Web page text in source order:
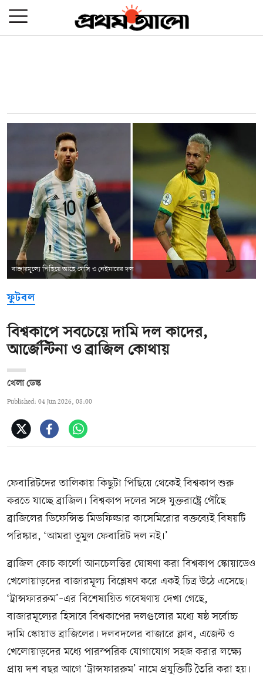
বাজারমূল্যে পিছিয়ে আছে মেসি ও নেইমারের দল
ফুটবল
বিশ্বকাপে সবচেয়ে দামি দল কাদের,
আর্জেন্টিনা ও ব্রাজিল কোথায়
খেলা ডেস্ক
Published: 04 Jun 2026, 08:00
ফেবারিটদের তালিকায় কিছুটা পিছিয়ে থেকেই বিশ্বকাপ শুরু
করতে যাচ্ছে ব্রাজিল। বিশ্বকাপ দলের সঙ্গে যুক্তরাষ্ট্রে পৌঁছে
ব্রাজিলের ডিফেন্সিভ মিডফিল্ডার কাসেমিরোর বক্তব্যেই বিষয়টি
পরিষ্কার, ‘আমরা তুমুল ফেবারিট দল নই।’
ব্রাজিল কোচ কার্লো আনচেলত্তির ঘোষণা করা বিশ্বকাপ স্কোয়াডেও
খেলোয়াড়দের বাজারমূল্য বিশ্লেষণ করে একই চিত্র উঠে এসেছে।
‘ট্রান্সফাররুম’–এর বিশেষায়িত গবেষণায় দেখা গেছে,
বাজারমূল্যের হিসাবে বিশ্বকাপের দলগুলোর মধ্যে ষষ্ঠ সর্বোচ্চ
দামি স্কোয়াড ব্রাজিলের। দলবদলের বাজারে ক্লাব, এজেন্ট ও
খেলোয়াড়দের মধ্যে পারস্পরিক যোগাযোগ সহজ করার লক্ষ্যে
প্রায় দশ বছর আগে ‘ট্রান্সফাররুম’ নামে প্রযুক্তিটি তৈরি করা হয়।